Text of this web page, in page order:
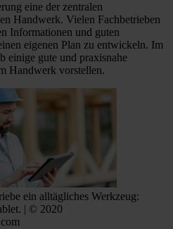
eine der zentralen
Handwerk. Vielen Fachbetrieben
Informationen und guten
eigenen Plan zu entwickeln. Im
einige gute und praxisnahe
Handwerk vorstellen.
ein alltägliches Werkzeug:
| © 2020